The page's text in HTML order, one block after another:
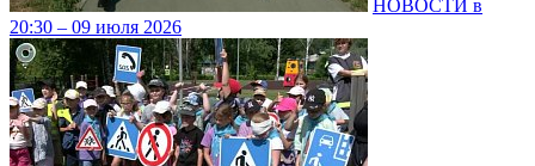
НОВОСТИ в
20:30 – 09 июля 2026